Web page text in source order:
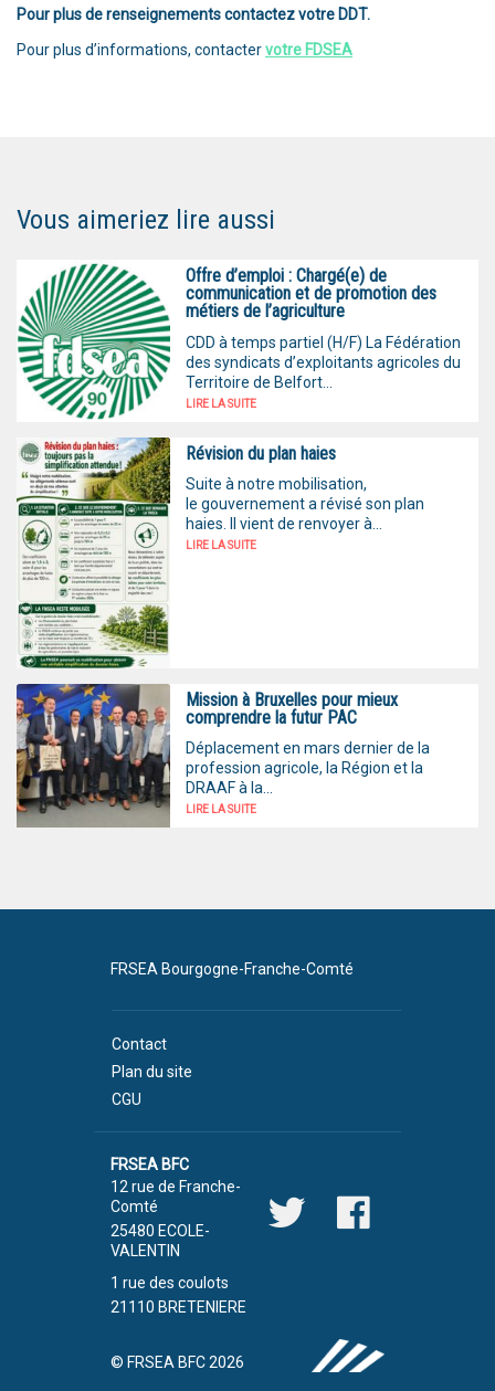
Pour plus de renseignements contactez votre DDT.
Pour plus d’informations, contactervotre FDSEA
Vous aimeriez lire aussi
Offre d’emploi : Chargé(e) de
communication et de promotion des
métiers de l’agriculture
CDD à temps partiel (H/F) La Fédération
des syndicats d’exploitants agricoles du
Territoire de Belfort...
LIRE LA SUITE
Révision du plan haies
Suite à notre mobilisation,
le gouvernement a révisé son plan
haies. Il vient de renvoyer à...
LIRE LA SUITE
Mission à Bruxelles pour mieux
comprendre la futur PAC
Déplacement en mars dernier de la
profession agricole, la Région et la
DRAAF à la...
LIRE LA SUITE
FRSEA Bourgogne-Franche-Comté
Contact
Plan du site
CGU
FRSEA BFC
12 rue de Franche-
Comté
25480 ECOLE-
VALENTIN
1 rue des coulots
21110 BRETENIERE
© FRSEA BFC 2026